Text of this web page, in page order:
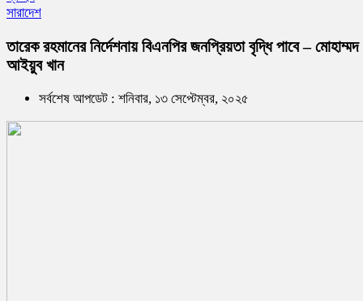
সারাদেশ
তারেক রহমানের নির্দেশনায় বিএনপির জনপ্রিয়তা বৃদ্ধি পাবে – মোহাম্মদ
আইয়ুব খান
সর্বশেষ আপডেট : শনিবার, ১৩ সেপ্টেম্বর, ২০২৫